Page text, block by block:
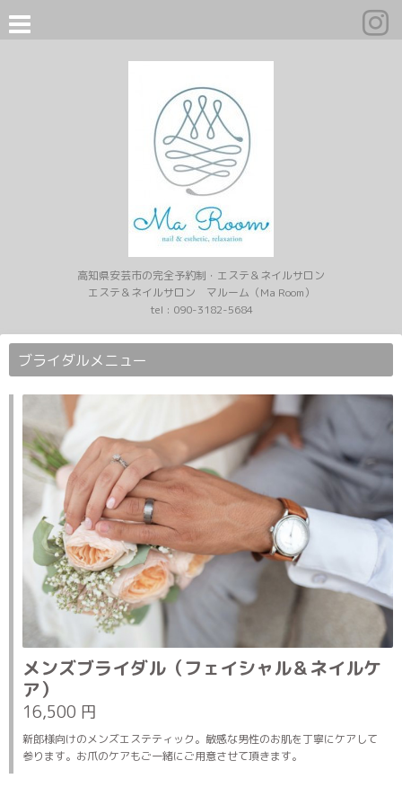
高知県安芸市の完全予約制・エステ＆ネイルサロン
エステ＆ネイルサロン マルーム（Ma Room）
tel : 090-3182-5684
ブライダルメニュー
メンズブライダル（フェイシャル＆ネイルケ
ア）
16,500 円
新郎様向けのメンズエステティック。敏感な男性のお肌を丁寧にケアして
参ります。お爪のケアもご一緒にご用意させて頂きます。